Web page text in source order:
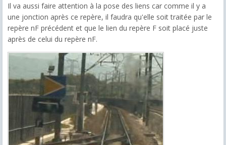
Il va aussi faire attention à la pose des liens car comme il y a
une jonction après ce repère, il faudra qu'elle soit traitée par le
repère nF précédent et que le lien du repère F soit placé juste
après de celui du repère nF.